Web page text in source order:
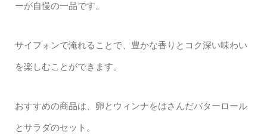
ーが自慢の一品です。
サイフォンで淹れることで、豊かな香りとコク深い味わい
を楽しむことができます。
おすすめの商品は、卵とウィンナをはさんだバターロール
とサラダのセット。